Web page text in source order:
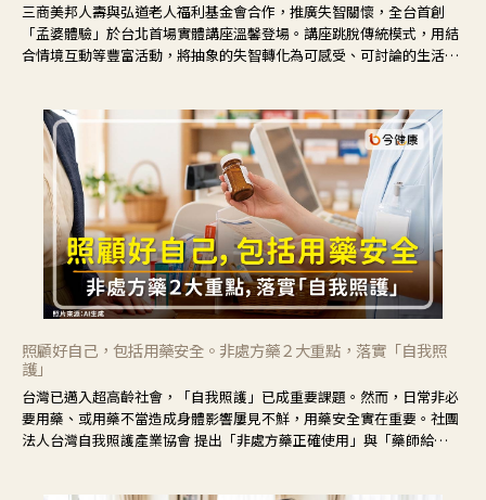
三商美邦人壽與弘道老人福利基金會合作，推廣失智關懷，全台首創
「孟婆體驗」於台北首場實體講座溫馨登場。講座跳脫傳統模式，用結
合情境互動等豐富活動，將抽象的失智轉化為可感受、可討論的生活情
照顧好自己，包括用藥安全。非處方藥２大重點，落實「自我照
護」
台灣已邁入超高齡社會，「自我照護」已成重要課題。然而，日常非必
要用藥、或用藥不當造成身體影響屢見不鮮，用藥安全實在重要。社團
法人台灣自我照護產業協會 提出「非處方藥正確使用」與「藥師給